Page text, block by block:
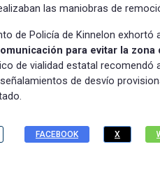
las maniobras de
de Policía de Kinnelon exhortó
para evitar la zona
de vialidad estatal recomendó
de desvío
FACEBOOK X